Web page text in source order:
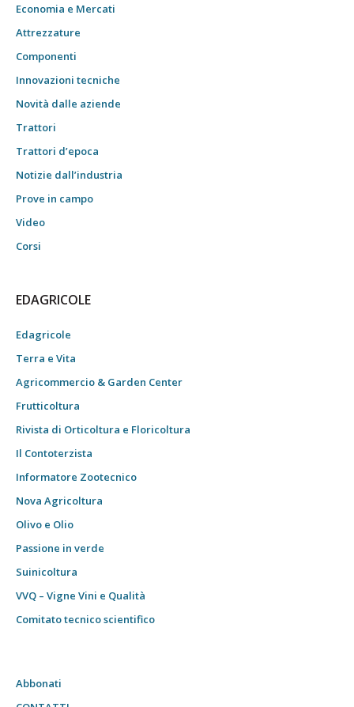
Economia e Mercati
Attrezzature
Componenti
Innovazioni tecniche
Novità dalle aziende
Trattori
Trattori d’epoca
Notizie dall’industria
Prove in campo
Video
Corsi
EDAGRICOLE
Edagricole
Terra e Vita
Agricommercio & Garden Center
Frutticoltura
Rivista di Orticoltura e Floricoltura
Il Contoterzista
Informatore Zootecnico
Nova Agricoltura
Olivo e Olio
Passione in verde
Suinicoltura
VVQ – Vigne Vini e Qualità
Comitato tecnico scientifico
Abbonati